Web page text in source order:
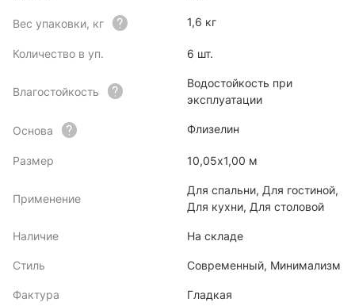
Вес упаковки, кг 1,6 кг
Количество в уп. 6 шт.
Влагостойкость
Водостойкость при
эксплуатации
Основа Флизелин
Размер 10,05х1,00 м
Применение
Для спальни, Для гостиной,
Для кухни, Для столовой
Наличие На складе
Стиль Современный, Минимализм
Фактура Гладкая